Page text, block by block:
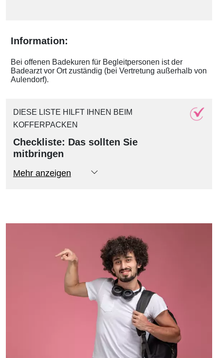
Information:
Bei offenen Badekuren für Begleitpersonen ist der
Badearzt vor Ort zuständig (bei Vertretung außerhalb von
Aulendorf).
DIESE LISTE HILFT IHNEN BEIM
KOFFERPACKEN
Checkliste: Das sollten Sie
mitbringen